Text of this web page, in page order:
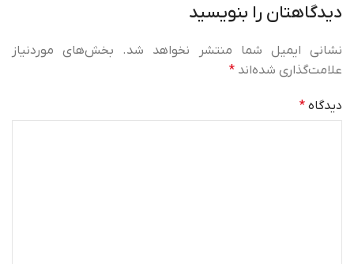
دیدگاهتان را بنویسید
نشانی ایمیل شما منتشر نخواهد شد.
بخش‌های موردنیاز
علامت‌گذاری شده‌اند *
دیدگاه *